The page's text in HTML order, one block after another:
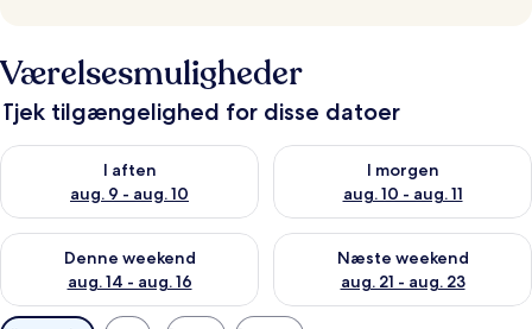
Værelsesmuligheder
Tjek tilgængelighed for disse datoer
I aften
aug. 9 - aug. 10
Tjek tilgængelighed for i aften aug. 9 - aug. 10
I morgen
aug. 10 - aug. 11
Tjek tilgængelighed for i
Denne weekend
aug. 14 - aug. 16
Tjek tilgængelighed for denne weekend aug. 14 - aug. 16
Næste weekend
aug. 21 - aug. 23
Tjek tilgængelighed for næste